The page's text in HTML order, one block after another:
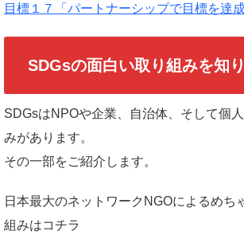
目標１７「パートナーシップで目標を達成
SDGsの面白い取り組みを知
SDGsはNPOや企業、自治体、そして個
みがあります。
その一部をご紹介します。
日本最大のネットワークNGOによるめち
組みはコチラ